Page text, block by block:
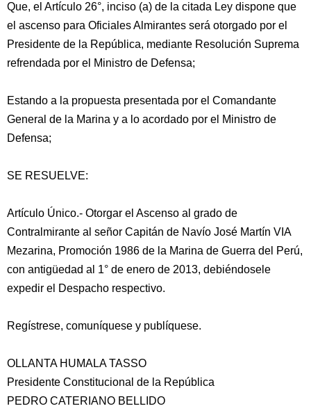
Que, el Artículo 26°, inciso (a) de la citada Ley dispone que
el ascenso para Oficiales Almirantes será otorgado por el
Presidente de la República, mediante Resolución Suprema
refrendada por el Ministro de Defensa;
Estando a la propuesta presentada por el Comandante
General de la Marina y a lo acordado por el Ministro de
Defensa;
SE RESUELVE:
Artículo Único.- Otorgar el Ascenso al grado de
Contralmirante al señor Capitán de Navío José Martín VIA
Mezarina, Promoción 1986 de la Marina de Guerra del Perú,
con antigüedad al 1° de enero de 2013, debiéndosele
expedir el Despacho respectivo.
Regístrese, comuníquese y publíquese.
OLLANTA HUMALA TASSO
Presidente Constitucional de la República
PEDRO CATERIANO BELLIDO